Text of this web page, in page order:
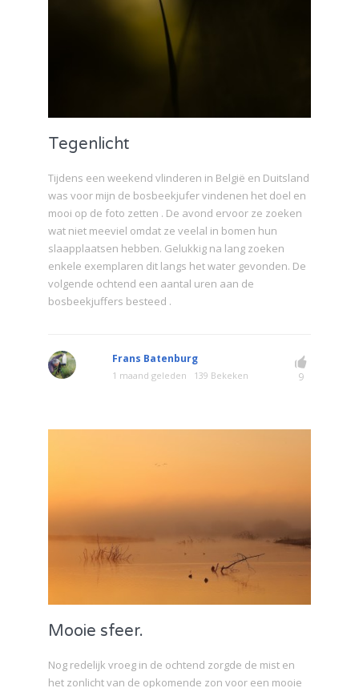
Tegenlicht
Tijdens een weekend vlinderen in België en Duitsland
was voor mijn de bosbeekjufer vindenen het doel en
mooi op de foto zetten . De avond ervoor ze zoeken
wat niet meeviel omdat ze veelal in bomen hun
slaapplaatsen hebben. Gelukkig na lang zoeken
enkele exemplaren dit langs het water gevonden. De
volgende ochtend een aantal uren aan de
bosbeekjuffers besteed .
Frans Batenburg
1 maand geleden 139 Bekeken 9
Mooie sfeer.
Nog redelijk vroeg in de ochtend zorgde de mist en
het zonlicht van de opkomende zon voor een mooie